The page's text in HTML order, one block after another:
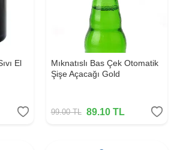
El
Mıknatıslı Bas Çek Otomatik
Şişe Açacağı Gold
99.00TL 89.10TL